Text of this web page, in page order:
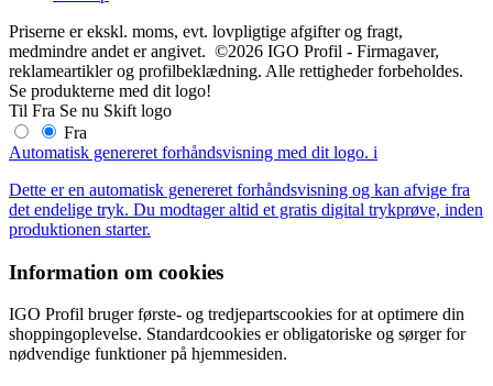
Priserne er ekskl. moms, evt. lovpligtige afgifter og fragt,
medmindre andet er angivet. ©2026 IGO Profil - Firmagaver,
reklameartikler og profilbeklædning. Alle rettigheder forbeholdes.
Se produkterne med dit logo!
Til Fra Se nu Skift logo
Fra
Automatisk genereret forhåndsvisning med dit logo. i
Dette er en automatisk genereret forhåndsvisning og kan afvige fra
det endelige tryk. Du modtager altid et gratis digital trykprøve, inden
produktionen starter.
Information om cookies
IGO Profil bruger første- og tredjepartscookies for at optimere din
shoppingoplevelse. Standardcookies er obligatoriske og sørger for
nødvendige funktioner på hjemmesiden.